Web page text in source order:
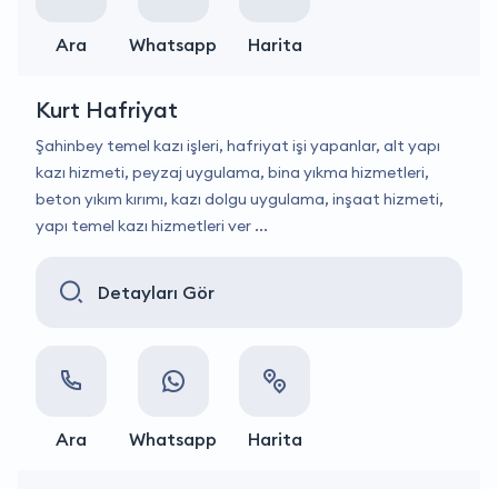
Ara Whatsapp Harita
Kurt Hafriyat
Şahinbey temel kazı işleri, hafriyat işi yapanlar, alt yapı
kazı hizmeti, peyzaj uygulama, bina yıkma hizmetleri,
beton yıkım kırımı, kazı dolgu uygulama, inşaat hizmeti,
yapı temel kazı hizmetleri ver ...
Detayları Gör
Ara Whatsapp Harita